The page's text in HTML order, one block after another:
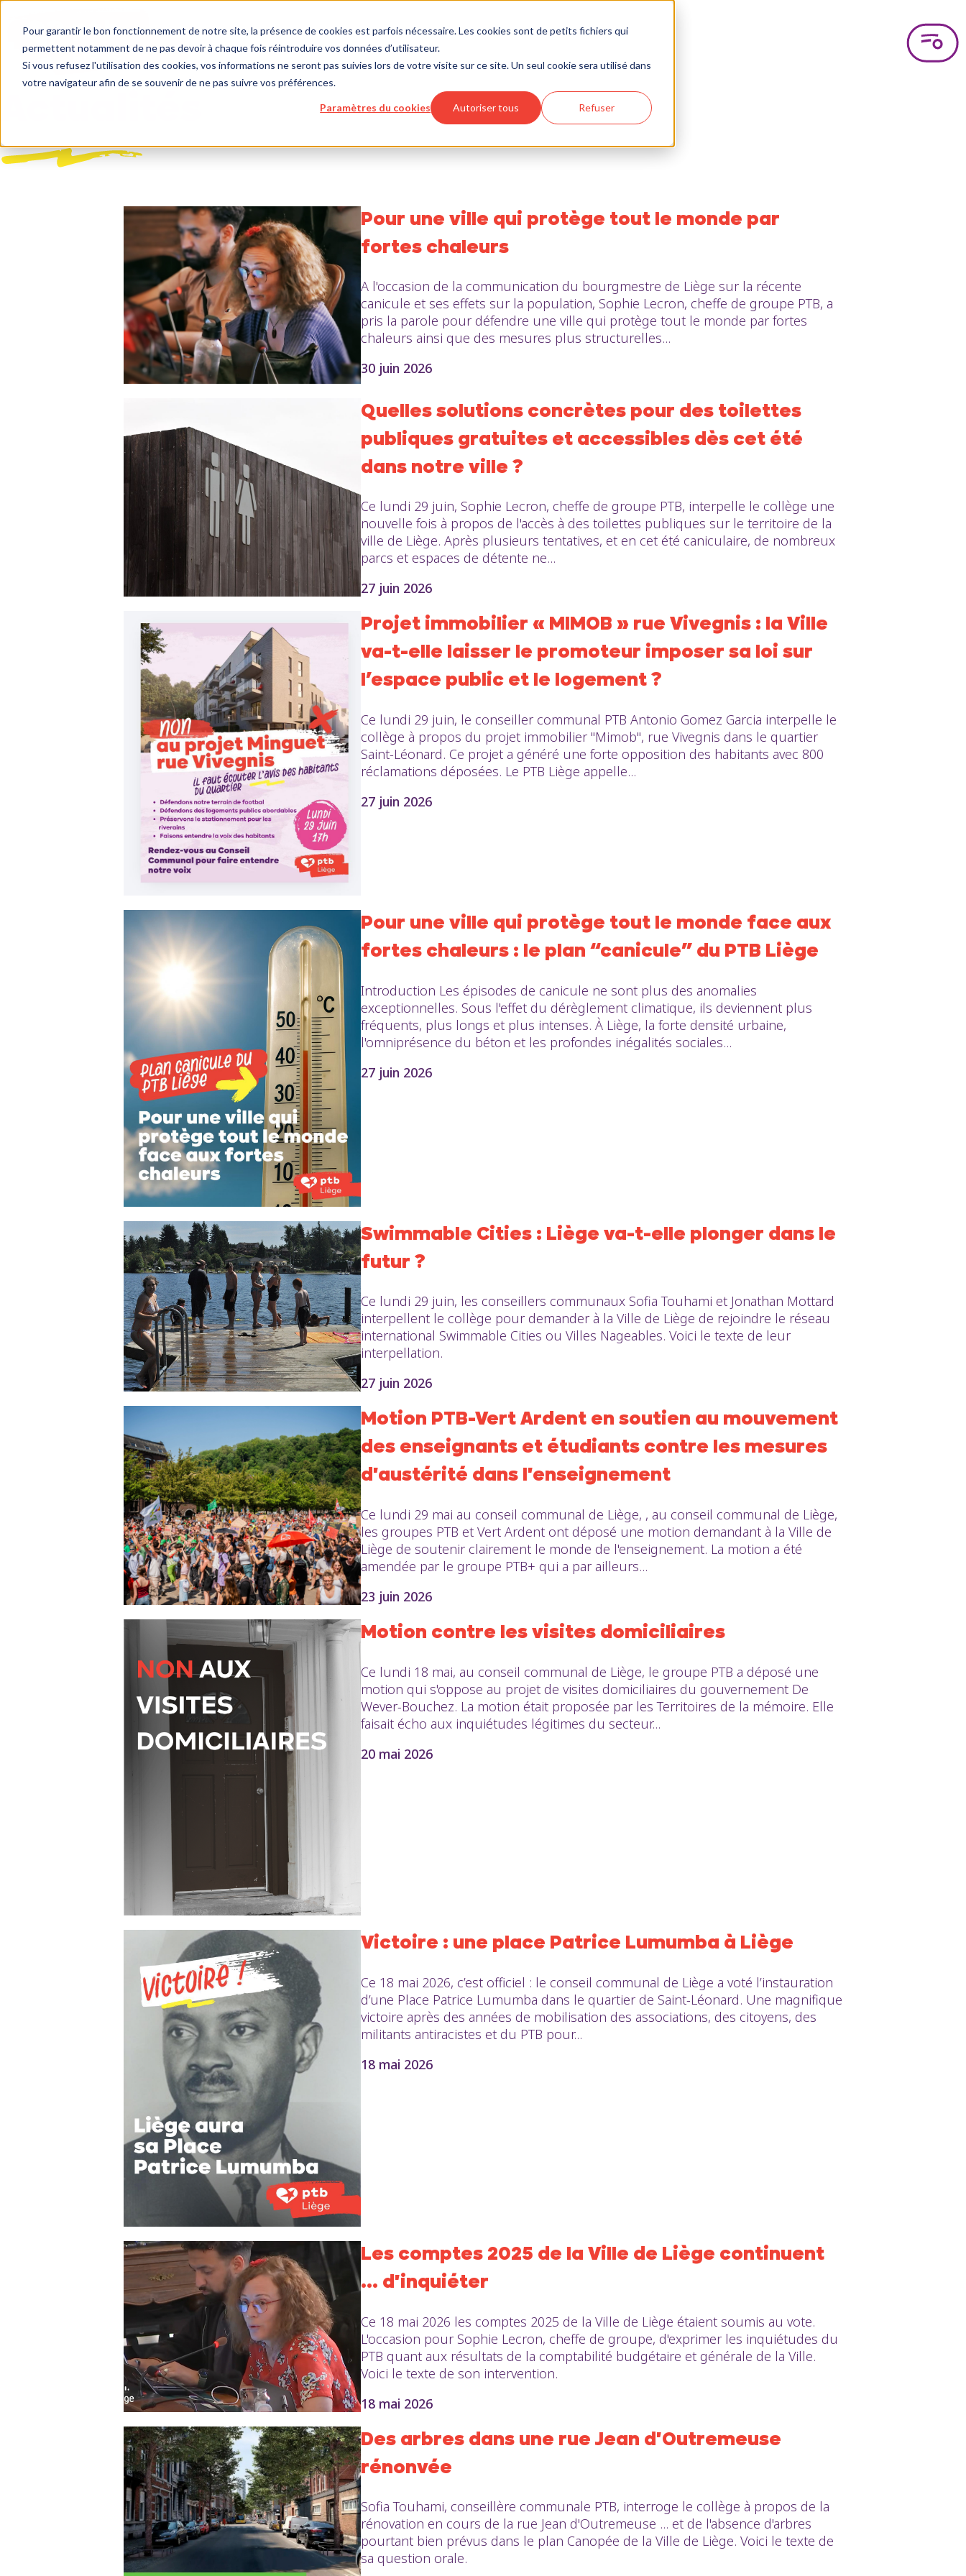
Pour garantir le bon fonctionnement de notre site, la présence de cookies est parfois nécessaire. Les cookies sont de petits fichiers qui
permettent notamment de ne pas devoir à chaque fois réintroduire vos données d’utilisateur.
Si vous refusez l'utilisation des cookies, vos informations ne seront pas suivies lors de votre visite sur ce site. Un seul cookie sera utilisé dans
votre navigateur afin de se souvenir de ne pas suivre vos préférences.
Paramètres du cookies Autoriser tous Refuser
Pour une ville qui protège tout le monde par
fortes chaleurs
A l'occasion de la communication du bourgmestre de Liège sur la récente
canicule et ses effets sur la population, Sophie Lecron, cheffe de groupe PTB, a
pris la parole pour défendre une ville qui protège tout le monde par fortes
chaleurs ainsi que des mesures plus structurelles...
30 juin 2026
Quelles solutions concrètes pour des toilettes
publiques gratuites et accessibles dès cet été
dans notre ville ?
Ce lundi 29 juin, Sophie Lecron, cheffe de groupe PTB, interpelle le collège une
nouvelle fois à propos de l'accès à des toilettes publiques sur le territoire de la
ville de Liège. Après plusieurs tentatives, et en cet été caniculaire, de nombreux
parcs et espaces de détente ne...
27 juin 2026
Projet immobilier « MIMOB » rue Vivegnis : la Ville
va-t-elle laisser le promoteur imposer sa loi sur
l’espace public et le logement ?
Ce lundi 29 juin, le conseiller communal PTB Antonio Gomez Garcia interpelle le
collège à propos du projet immobilier "Mimob", rue Vivegnis dans le quartier
Saint-Léonard. Ce projet a généré une forte opposition des habitants avec 800
réclamations déposées. Le PTB Liège appelle...
27 juin 2026
Pour une ville qui protège tout le monde face aux
fortes chaleurs : le plan “canicule” du PTB Liège
Introduction Les épisodes de canicule ne sont plus des anomalies
exceptionnelles. Sous l'effet du dérèglement climatique, ils deviennent plus
fréquents, plus longs et plus intenses. À Liège, la forte densité urbaine,
l'omniprésence du béton et les profondes inégalités sociales...
27 juin 2026
Swimmable Cities : Liège va-t-elle plonger dans le
futur ?
Ce lundi 29 juin, les conseillers communaux Sofia Touhami et Jonathan Mottard
interpellent le collège pour demander à la Ville de Liège de rejoindre le réseau
international Swimmable Cities ou Villes Nageables. Voici le texte de leur
interpellation.
27 juin 2026
Motion PTB-Vert Ardent en soutien au mouvement
des enseignants et étudiants contre les mesures
d'austérité dans l'enseignement
Ce lundi 29 mai au conseil communal de Liège, , au conseil communal de Liège,
les groupes PTB et Vert Ardent ont déposé une motion demandant à la Ville de
Liège de soutenir clairement le monde de l'enseignement. La motion a été
amendée par le groupe PTB+ qui a par ailleurs...
23 juin 2026
Motion contre les visites domiciliaires
Ce lundi 18 mai, au conseil communal de Liège, le groupe PTB a déposé une
motion qui s'oppose au projet de visites domiciliaires du gouvernement De
Wever-Bouchez. La motion était proposée par les Territoires de la mémoire. Elle
faisait écho aux inquiétudes légitimes du secteur...
20 mai 2026
Victoire : une place Patrice Lumumba à Liège
Ce 18 mai 2026, c’est officiel : le conseil communal de Liège a voté l’instauration
d’une Place Patrice Lumumba dans le quartier de Saint-Léonard. Une magnifique
victoire après des années de mobilisation des associations, des citoyens, des
militants antiracistes et du PTB pour...
18 mai 2026
Les comptes 2025 de la Ville de Liège continuent
... d'inquiéter
Ce 18 mai 2026 les comptes 2025 de la Ville de Liège étaient soumis au vote.
L'occasion pour Sophie Lecron, cheffe de groupe, d'exprimer les inquiétudes du
PTB quant aux résultats de la comptabilité budgétaire et générale de la Ville.
Voici le texte de son intervention.
18 mai 2026
Des arbres dans une rue Jean d'Outremeuse
rénonvée
Sofia Touhami, conseillère communale PTB, interroge le collège à propos de la
rénovation en cours de la rue Jean d'Outremeuse ... et de l'absence d'arbres
pourtant bien prévus dans le plan Canopée de la Ville de Liège. Voici le texte de
sa question orale.